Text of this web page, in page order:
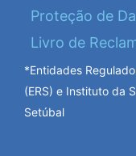
Proteção de
Livro de
*Entidades
(ERS) e Instituto da
Setúbal